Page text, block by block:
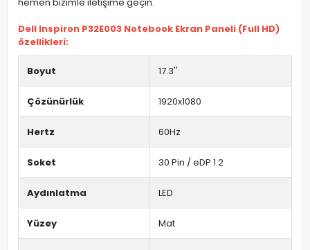
Dell Inspiron P32E003 Notebook Ekran Paneli (Full HD)
özellikleri:
Boyut 17.3''
Çözünürlük 1920x1080
Hertz 60Hz
Soket 30 Pin / eDP 1.2
Aydınlatma LED
Yüzey Mat